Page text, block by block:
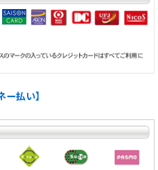
払い】